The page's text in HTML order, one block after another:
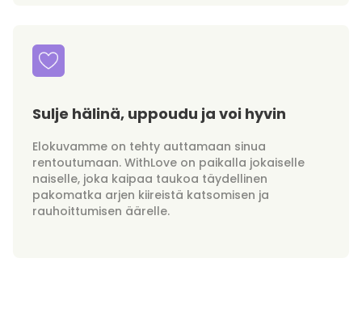
Sulje hälinä, uppoudu ja voi hyvin
Elokuvamme on tehty auttamaan sinua
rentoutumaan. WithLove on paikalla jokaiselle
naiselle, joka kaipaa taukoa täydellinen
pakomatka arjen kiireistä katsomisen ja
rauhoittumisen äärelle.